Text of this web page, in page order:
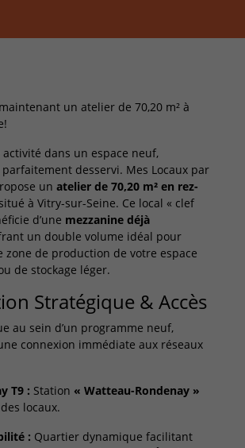
un atelier de 70,20 m² à
dans un espace neuf,
desservi. Mes Locaux par
un atelier de 70,20 m² en rez-
à Vitry-sur-Seine. Ce local « clef
d’une mezzanine déjà
un double volume idéal pour
zone de production de votre espace
de stockage léger.
Stratégique & Accès
au sein d’un programme neuf,
connexion immédiate aux réseaux
T9 : Station « Watteau-Rondenay »
locaux.
: Quartier dynamique facilitant